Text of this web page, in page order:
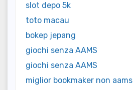
slot depo 5k
toto macau
bokep jepang
giochi senza AAMS
giochi senza AAMS
miglior bookmaker non aams